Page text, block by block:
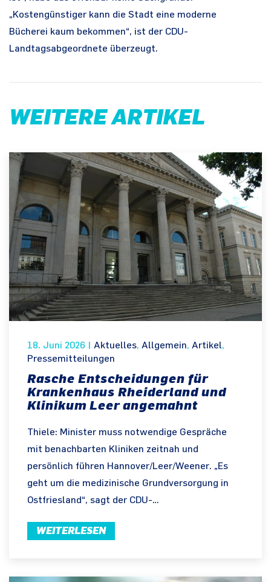
„Kostengünstiger kann die Stadt eine moderne
Bücherei kaum bekommen“, ist der CDU-
Landtagsabgeordnete überzeugt.
WEITERE ARTIKEL
18. Juni 2026 Aktuelles, Allgemein, Artikel,
Pressemitteilungen
Rasche Entscheidungen für
Krankenhaus Rheiderland und
Klinikum Leer angemahnt
Thiele: Minister muss notwendige Gespräche
mit benachbarten Kliniken zeitnah und
persönlich führen Hannover/Leer/Weener. „Es
geht um die medizinische Grundversorgung in
Ostfriesland“, sagt der CDU-…
WEITERLESEN